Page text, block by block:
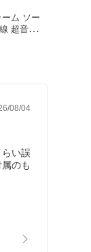
ム ソー
超音波
防止 光
ヌキ 畑
08/04
い誤
のも